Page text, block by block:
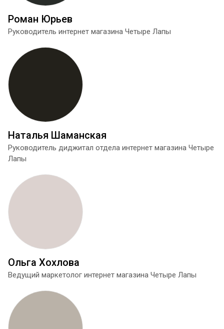
Роман Юрьев
Руководитель интернет магазина Четыре Лапы
Наталья Шаманская
Руководитель диджитал отдела интернет магазина Четыре
Лапы
Ольга Хохлова
Ведущий маркетолог интернет магазина Четыре Лапы